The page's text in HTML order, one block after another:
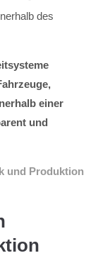
des
einer
und
und Produktion